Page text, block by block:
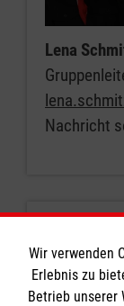
Lena
Nachricht
Wir verwenden
Erlebnis zu
Betrieb unserer